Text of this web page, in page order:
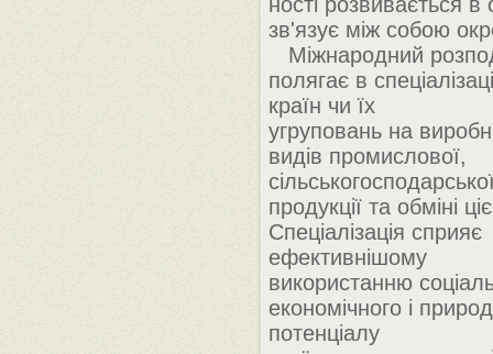
зв'язує між собою
Міжнародний
полягає в
країн чи їх
угруповань на
видів промислової,
продукції та обміні
Спеціалізація сприяє
ефективнішому
використанню
економічного і
потенціалу